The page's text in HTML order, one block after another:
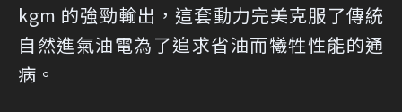
kgm 的強勁輸出，這套動力完美克服了傳統
自然進氣油電為了追求省油而犧牲性能的通
病。